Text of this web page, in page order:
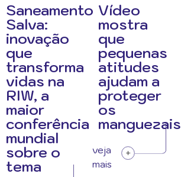
Saneamento
Salva:
inovação
que
transforma
vidas na
RIW, a
maior
conferência
mundial
sobre o
tema
Vídeo
mostra
que
pequenas
atitudes
ajudam a
proteger
os
manguezais
veja
mais